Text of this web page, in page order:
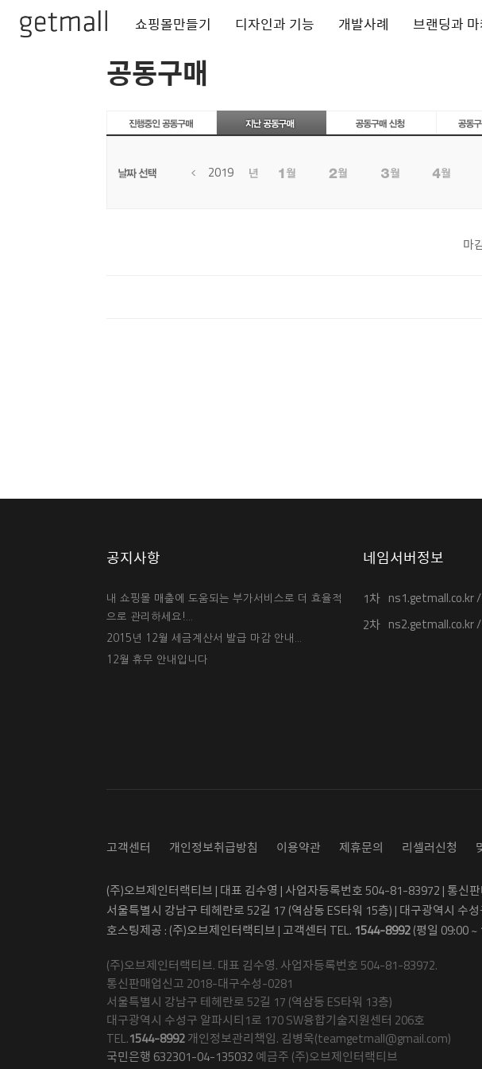
쇼핑몰만들기 디자인과 기능 개발사례 브랜딩과
공동구매
2019
마
공지사항
내 쇼핑몰 매출에 도움되는 부가서비스로 더 효율적
으로 관리하세요!...
2015년 12월 세금계산서 발급 마감 안내...
12월 휴무 안내입니다
네임서버정보
1차 ns1.getmall.co.kr
2차 ns2.getmall.co.kr
고객센터 개인정보취급방침 이용약관 제휴문의 리셀러신청
(주)오브제인터랙티브 | 대표 김수영 | 사업자등록번호 504-81-83972 | 통신
서울특별시 강남구 테헤란로 52길 17 (역삼동 ES타워 15층) | 대구광역시 수
호스팅제공 : (주)오브제인터랙티브 | 고객센터 TEL. 1544-8992(평일 09:00
(주)오브제인터랙티브. 대표 김수영. 사업자등록번호 504-81-83972.
통신판매업신고 2018-대구수성-0281
서울특별시 강남구 테헤란로 52길 17 (역삼동 ES타워 13층)
대구광역시 수성구 알파시티1로 170 SW융합기술지원센터 206호
TEL.1544-8992개인정보관리책임. 김병욱(teamgetmall@gmail.com)
국민은행 632301-04-135032 예금주 (주)오브제인터랙티브